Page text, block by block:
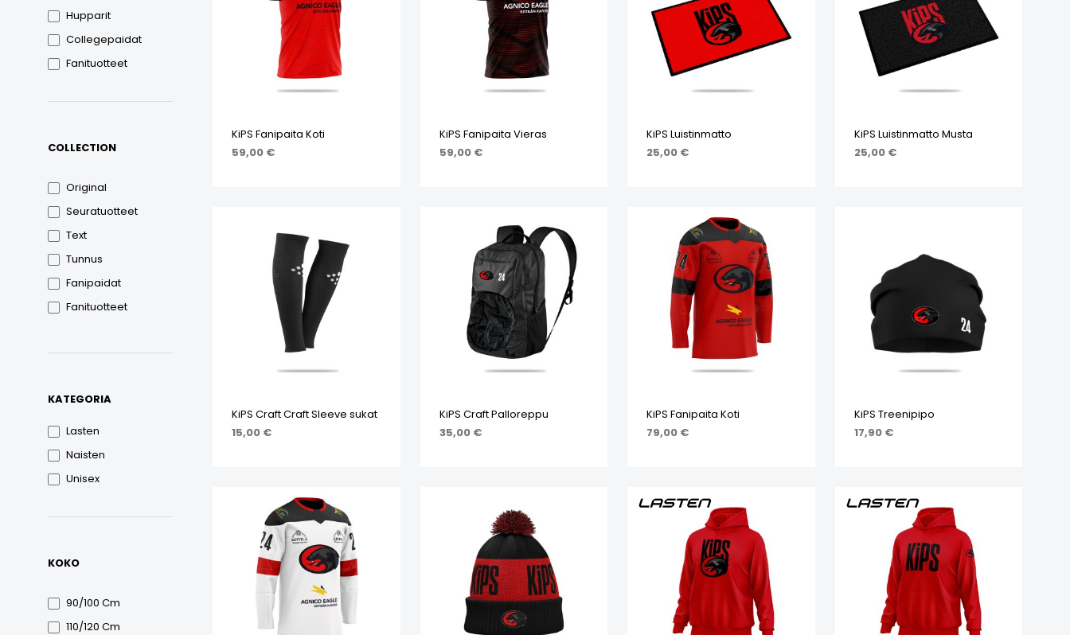
Hupparit
Collegepaidat
Fanituotteet
COLLECTION
Original
Seuratuotteet
Text
Tunnus
Fanipaidat
Fanituotteet
KATEGORIA
Lasten
Naisten
Unisex
KOKO
90/100 Cm
110/120 Cm
KiPS Fanipaita Koti
59,00 €
KiPS Fanipaita Vieras
59,00 €
KiPS Luistinmatto
25,00 €
KiPS Luistinmatto Musta
25,00 €
KiPS Craft Craft Sleeve sukat
15,00 €
KiPS Craft Palloreppu
35,00 €
KiPS Fanipaita Koti
79,00 €
KiPS Treenipipo
17,90 €